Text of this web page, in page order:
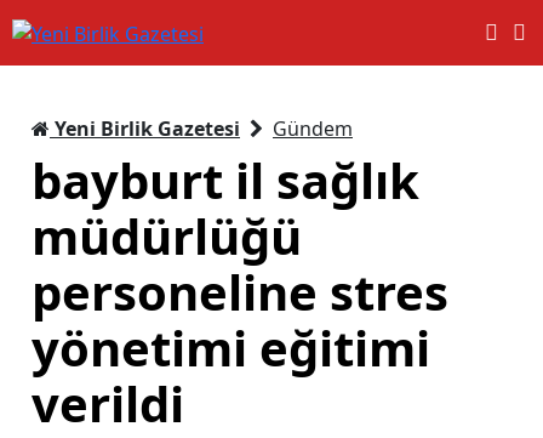
Yeni Birlik Gazetesi Gündem
bayburt il sağlık
müdürlüğü
personeline stres
yönetimi eğitimi
verildi